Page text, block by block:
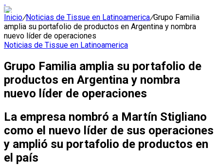
Inicio/Noticias de Tissue en Latinoamerica/Grupo Familia
amplia su portafolio de productos en Argentina y nombra
nuevo líder de operaciones
Noticias de Tissue en Latinoamerica
Grupo Familia amplia su portafolio de
productos en Argentina y nombra
nuevo líder de operaciones
La empresa nombró a Martín Stigliano
como el nuevo líder de sus operaciones
y amplió su portafolio de productos en
el país